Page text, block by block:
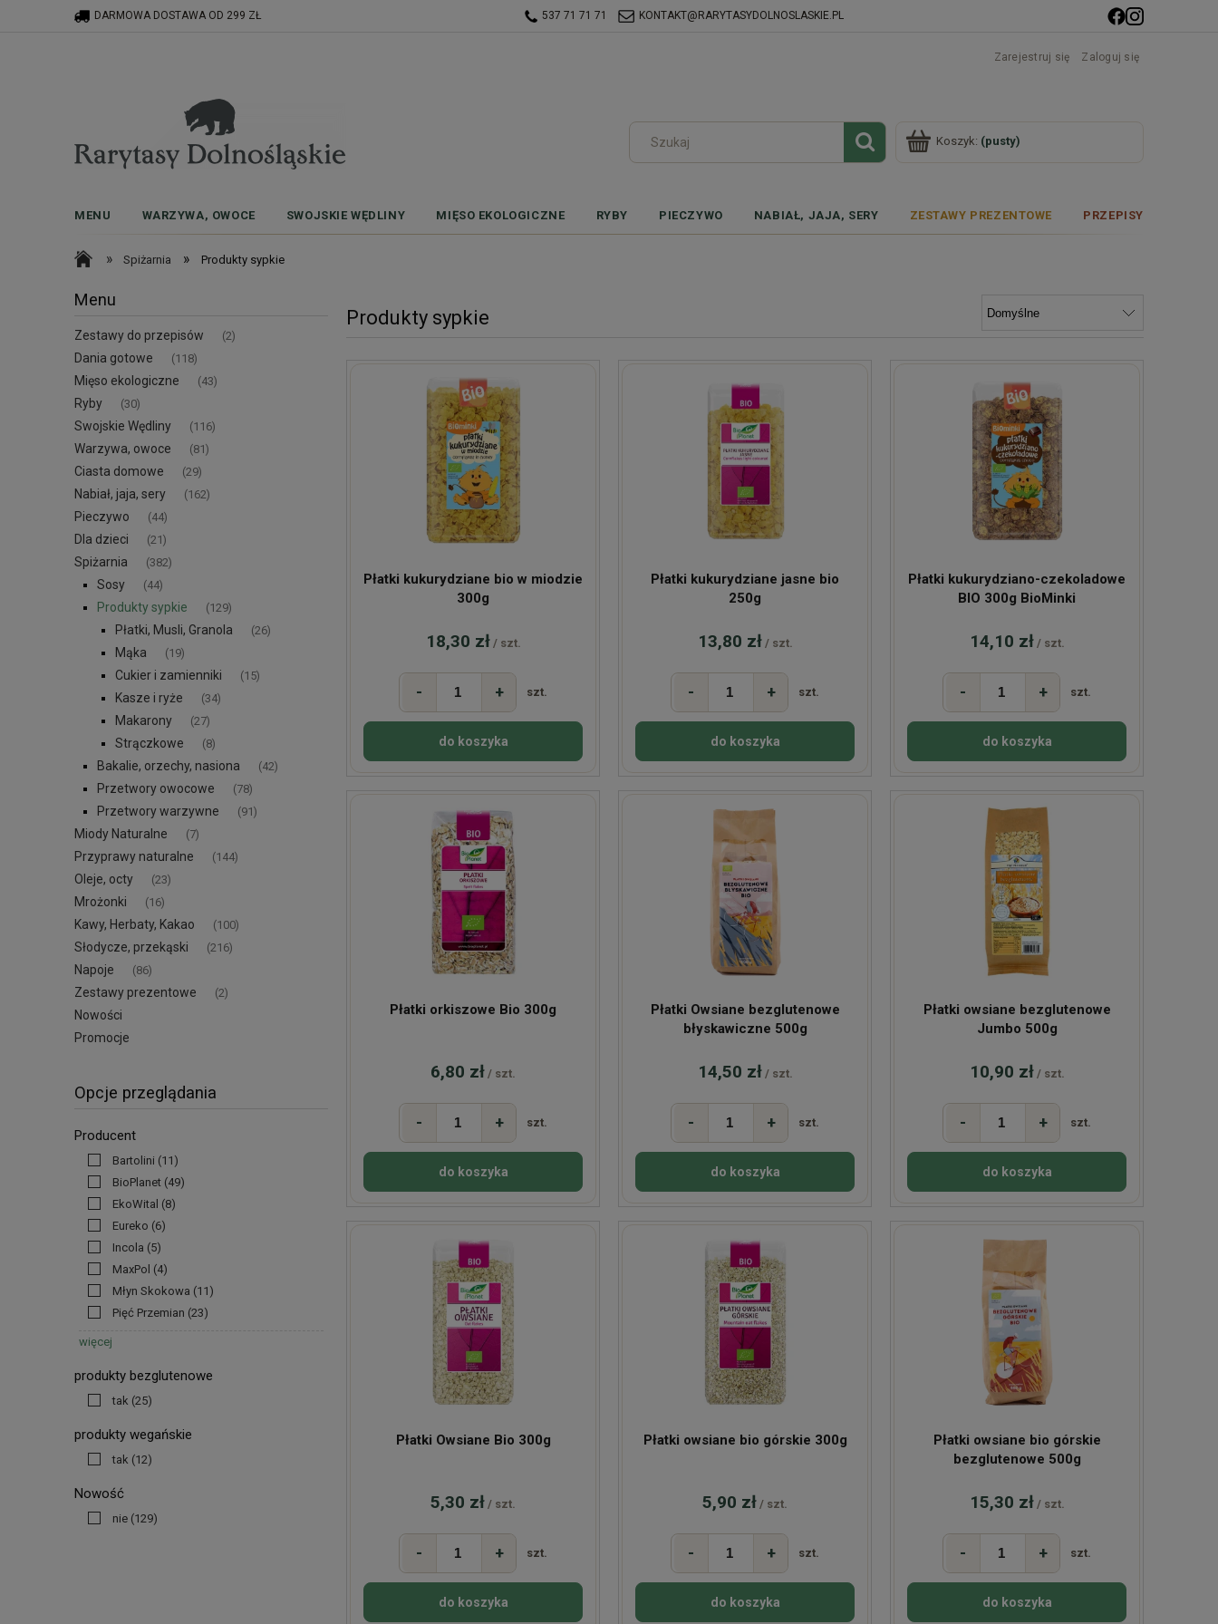
DARMOWA DOSTAWA OD 299 ZŁ 537 71 71 71 KONTAKT@RARYTASYDOLNOSLASKIE.PL
Zarejestruj się Zaloguj się
Koszyk: (pusty)
MENU WARZYWA, OWOCE SWOJSKIE WĘDLINY MIĘSO EKOLOGICZNE RYBY PIECZYWO NABIAŁ, JAJA, SERY ZESTAWY PREZENTOWE PRZEPISY
» Spiżarnia » Produkty sypkie
Menu
Zestawy do przepisów (2)
Dania gotowe (118)
Mięso ekologiczne (43)
Ryby (30)
Swojskie Wędliny (116)
Warzywa, owoce (81)
Ciasta domowe (29)
Nabiał, jaja, sery (162)
Pieczywo (44)
Dla dzieci (21)
Spiżarnia (382)
Sosy (44)
Produkty sypkie (129)
Płatki, Musli, Granola (26)
Mąka (19)
Cukier i zamienniki (15)
Kasze i ryże (34)
Makarony (27)
Strączkowe (8)
Bakalie, orzechy, nasiona (42)
Przetwory owocowe (78)
Przetwory warzywne (91)
Miody Naturalne (7)
Przyprawy naturalne (144)
Oleje, octy (23)
Mrożonki (16)
Kawy, Herbaty, Kakao (100)
Słodycze, przekąski (216)
Napoje (86)
Zestawy prezentowe (2)
Nowości
Promocje
Opcje przeglądania
Producent
Bartolini (11)
BioPlanet (49)
EkoWital (8)
Eureko (6)
Incola (5)
MaxPol (4)
Młyn Skokowa (11)
Pięć Przemian (23)
więcej
produkty bezglutenowe
tak (25)
produkty wegańskie
tak (12)
Nowość
nie (129)
Produkty sypkie
Płatki kukurydziane bio w miodzie
300g
18,30 zł / szt.
- + szt.
do koszyka
Płatki kukurydziane jasne bio
250g
13,80 zł / szt.
- + szt.
do koszyka
Płatki kukurydziano-czekoladowe
BIO 300g BioMinki
14,10 zł / szt.
- + szt.
do koszyka
Płatki orkiszowe Bio 300g
6,80 zł / szt.
- + szt.
do koszyka
Płatki Owsiane bezglutenowe
błyskawiczne 500g
14,50 zł / szt.
- + szt.
do koszyka
Płatki owsiane bezglutenowe
Jumbo 500g
10,90 zł / szt.
- + szt.
do koszyka
Płatki Owsiane Bio 300g
5,30 zł / szt.
- + szt.
do koszyka
Płatki owsiane bio górskie 300g
5,90 zł / szt.
- + szt.
do koszyka
Płatki owsiane bio górskie
bezglutenowe 500g
15,30 zł / szt.
- + szt.
do koszyka